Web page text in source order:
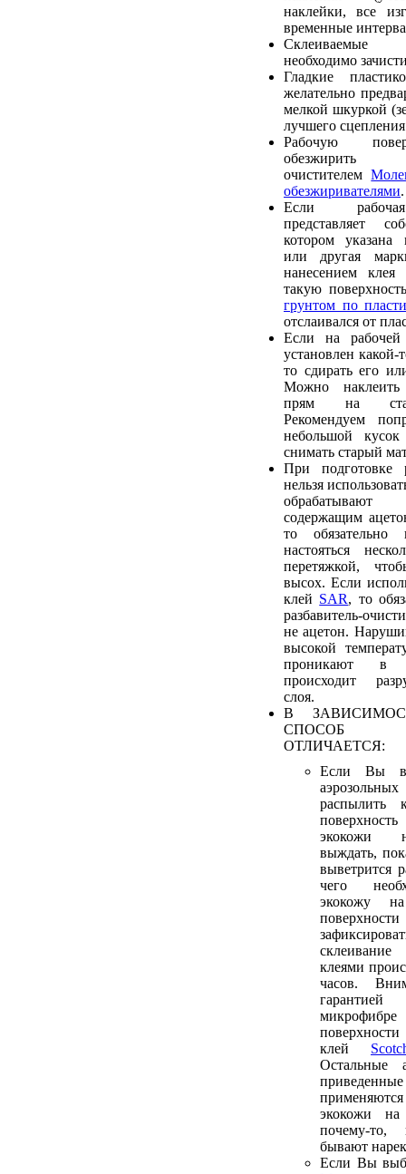
наклейки, все
временные
необходимо
Гладкие
желательно
мелкой шкуркой
лучшего
Рабочую
обезжирить
очистителем
обезжиривателями.
Если
представляет
котором указана
или другая
нанесением клея
такую
грунтом по
отслаивался от
Если на рабочей
установлен какой-
то сдирать его
Можно
прям на
Рекомендуем
небольшой
снимать старый
При подготовке
нельзя
обрабатывают
содержащим
то
настояться
перетяжкой,
высох. Если
клей SAR, то
разбавитель-
не ацетон.
высокой
проникают в
происходит
слоя.
В
СПОСОБ
ОТЛИЧАЕТСЯ:
Если Вы
распылить
экокожи
выждать,
выветрится
чего
экокожу
клеями
часов.
клей
Остальные
экокожи
почему-
бывают
Если Вы